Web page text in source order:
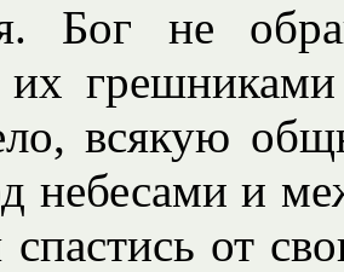
Бог не
их
всякую
небесами и
от